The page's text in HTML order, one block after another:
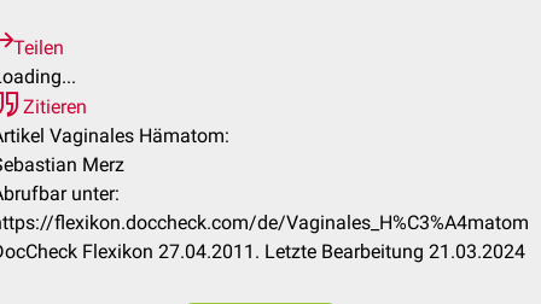
Teilen
Zitieren
Vaginales Hämatom:
Merz
unter:
flexikon.doccheck.com/de/Vaginales_H%C3%A4matom
Flexikon 27.04.2011. Letzte Bearbeitung 21.03.2024